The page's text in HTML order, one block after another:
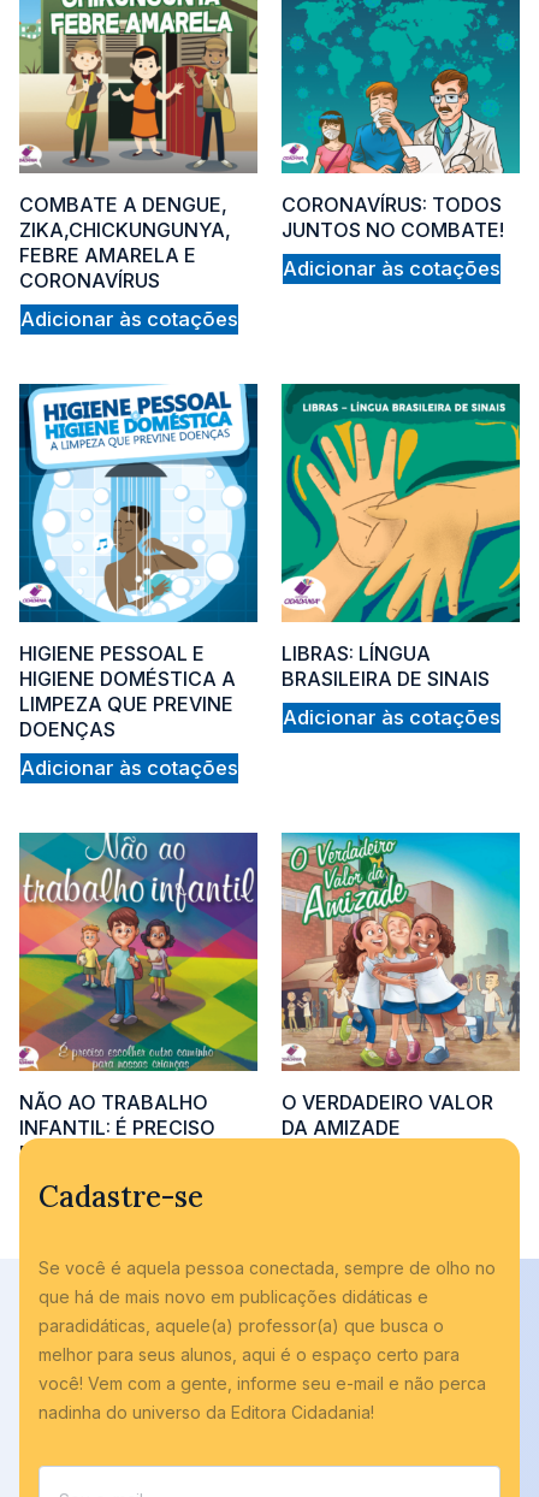
COMBATE A DENGUE,
ZIKA,CHICKUNGUNYA,
FEBRE AMARELA E
CORONAVÍRUS
Adicionar às cotações
CORONAVÍRUS: TODOS
JUNTOS NO COMBATE!
Adicionar às cotações
HIGIENE PESSOAL E
HIGIENE DOMÉSTICA A
LIMPEZA QUE PREVINE
DOENÇAS
Adicionar às cotações
LIBRAS: LÍNGUA
BRASILEIRA DE SINAIS
Adicionar às cotações
NÃO AO TRABALHO
INFANTIL: É PRECISO
ESCOLHER OUTRO
CAMINHO PARA NOSSAS
CRIANÇAS
O VERDADEIRO VALOR
DA AMIZADE
Cadastre-se
Se você é aquela pessoa conectada, sempre de olho no
que há de mais novo em publicações didáticas e
paradidáticas, aquele(a) professor(a) que busca o
melhor para seus alunos, aqui é o espaço certo para
você! Vem com a gente, informe seu e-mail e não perca
nadinha do universo da Editora Cidadania!